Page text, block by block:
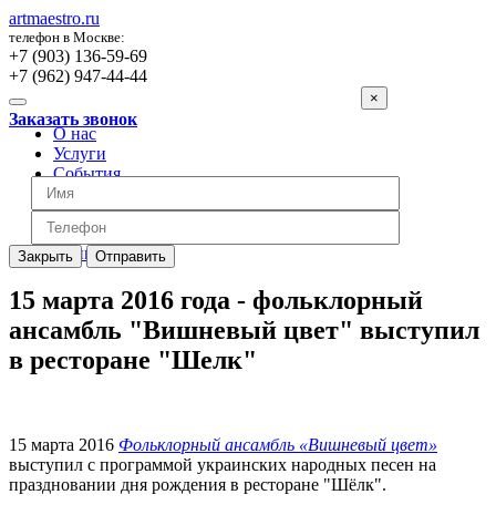
artmaestro.ru
телефон в Москве:
+7 (903) 136-59-69
+7 (962) 947-44-44
Заказать звонок
×
Закрыть Отправить
О нас
Услуги
События
Вопросы
Отзывы
Обратная связь
Цены
15 марта 2016 года - фольклорный
ансамбль "Вишневый цвет" выступил
в ресторане "Шелк"
15 марта 2016 Фольклорный ансамбль «Вишневый цвет»
выступил с программой украинских народных песен на
праздновании дня рождения в ресторане "Шёлк".